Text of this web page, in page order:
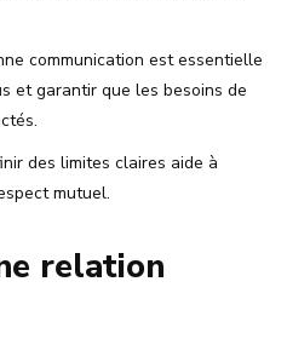
communication est essentielle
et garantir que les besoins de
des limites claires aide à
mutuel.
relation